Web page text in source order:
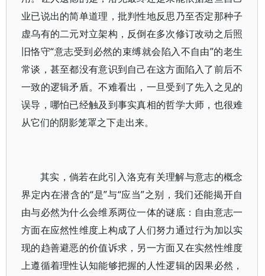
业已说出的简单道理，批判性地反思乃至否定那种子
虚乌有的二元对立架构，反倒在多次修订改动之后照
旧恪守“意志受到必然的束缚就会陷入不自由”的老生
常谈，甚至都没有意识到自己在这方面陷入了前后不
一致的逻辑矛盾。不难看出，一旦受到了先入之见的
误导，哪怕已经触及到事实真相的哲学大师，也很难
从它们的阴影笼罩之下走出来。
其实，倘若在此引入洛克有关理解与意志的概念
界定内在潜含的“是”与“应当”之别，我们还能揭开自
由与必然为什么会维系两位一体的谜底：自由意志一
方面在应然性维度上构成了人们努力通过行为加以实
现的趋善避恶的价值诉求，另一方面又在实然性维度
上遵循着理性认知能够把握的人性逻辑的因果必然，